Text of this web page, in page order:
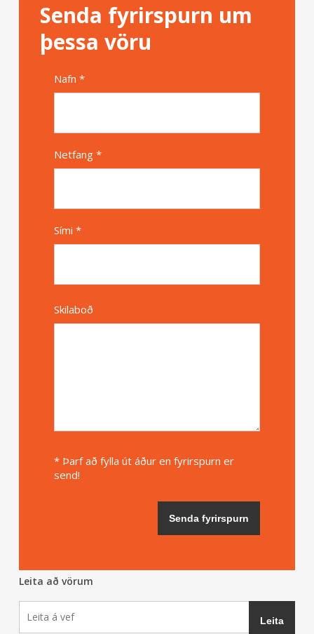
Senda fyrirspurn um
þessa vöru
Nafn *
Netfang *
Sími *
Skilaboð
* Þarf að fylla út áður en fyrirspurn er
send!
Leita að vörum